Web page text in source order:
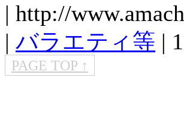
| http://
| バラエティ等 |
PAGE TOP ↑